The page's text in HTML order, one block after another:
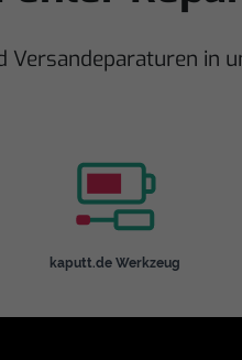
Versandeparaturen in
kaputt.de Werkzeug